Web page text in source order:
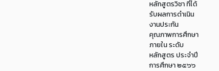
หลักสูตรวิชา ที่ได้
รับผลการดำเนิน
งานประกัน
คุณภาพการศึกษา
ภายใน ระดับ
หลักสูตร ประจำปี
การศึกษา ๒๕๖๖